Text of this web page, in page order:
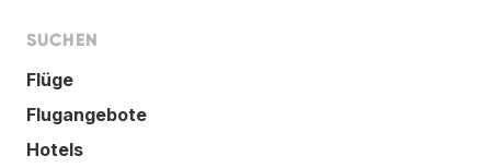
SUCHEN
Flüge
Flugangebote
Hotels